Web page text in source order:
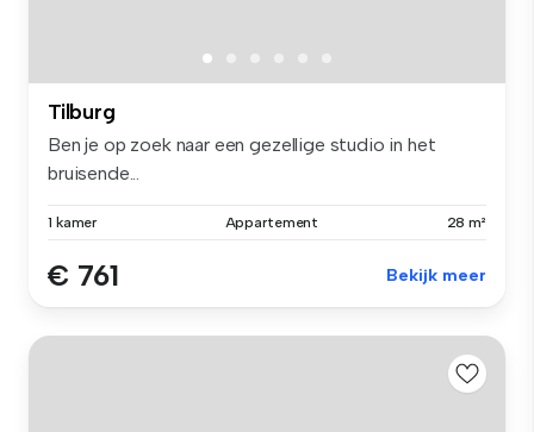
Tilburg
Ben je op zoek naar een gezellige studio in het
bruisende...
1 kamer Appartement 28 m²
€ 761 Bekijk meer